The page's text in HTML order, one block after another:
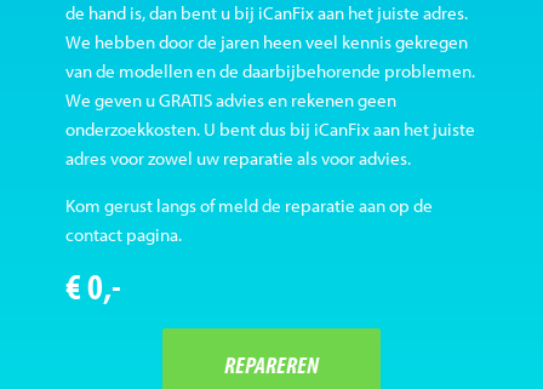
de hand is, dan bent u bij iCanFix aan het juiste adres.
We hebben door de jaren heen veel kennis gekregen
van de modellen en de daarbijbehorende problemen.
We geven u GRATIS advies en rekenen geen
onderzoekkosten. U bent dus bij iCanFix aan het juiste
adres voor zowel uw reparatie als voor advies.
Kom gerust langs of meld de reparatie aan op de
contact pagina.
€ 0,-
REPAREREN